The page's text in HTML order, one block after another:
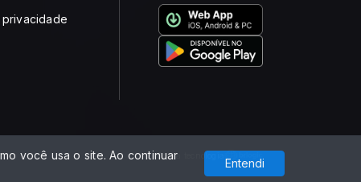
Com a tecnologia
você usa o site. Ao continuar
Entendi